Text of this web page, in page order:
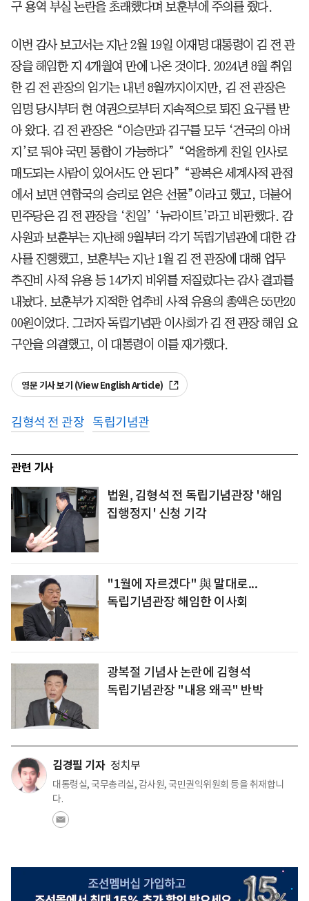
구 용역 부실 논란을 초래했다며 보훈부에 주의를 줬다.
이번 감사 보고서는 지난 2월 19일 이재명 대통령이 김 전 관
장을 해임한 지 4개월여 만에 나온 것이다. 2024년 8월 취임
한 김 전 관장의 임기는 내년 8월까지이지만, 김 전 관장은
임명 당시부터 현 여권으로부터 지속적으로 퇴진 요구를 받
아 왔다. 김 전 관장은 “이승만과 김구를 모두 ‘건국의 아버
지’로 둬야 국민 통합이 가능하다” “억울하게 친일 인사로
매도되는 사람이 있어서도 안 된다” “광복은 세계사적 관점
에서 보면 연합국의 승리로 얻은 선물”이라고 했고, 더불어
민주당은 김 전 관장을 ‘친일’ ‘뉴라이트’라고 비판했다. 감
사원과 보훈부는 지난해 9월부터 각기 독립기념관에 대한 감
사를 진행했고, 보훈부는 지난 1월 김 전 관장에 대해 업무
추진비 사적 유용 등 14가지 비위를 저질렀다는 감사 결과를
내놨다. 보훈부가 지적한 업추비 사적 유용의 총액은 55만20
00원이었다. 그러자 독립기념관 이사회가 김 전 관장 해임 요
구안을 의결했고, 이 대통령이 이를 재가했다.
영문 기사 보기 (View English Article)
김형석 전 관장 독립기념관
관련 기사
법원, 김형석 전 독립기념관장 '해임
집행정지' 신청 기각
"1월에 자르겠다" 與 말대로...
독립기념관장 해임한 이사회
광복절 기념사 논란에 김형석
독립기념관장 "내용 왜곡" 반박
김경필 기자 정치부
대통령실, 국무총리실, 감사원, 국민권익위원회 등을 취재합니
다.